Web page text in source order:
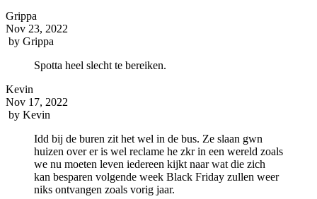
Grippa
Nov 23, 2022
by Grippa
Spotta heel slecht te bereiken.
Kevin
Nov 17, 2022
by Kevin
Idd bij de buren zit het wel in de bus. Ze slaan gwn
huizen over er is wel reclame he zkr in een wereld zoals
we nu moeten leven iedereen kijkt naar wat die zich
kan besparen volgende week Black Friday zullen weer
niks ontvangen zoals vorig jaar.